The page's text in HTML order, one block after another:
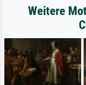
Weitere